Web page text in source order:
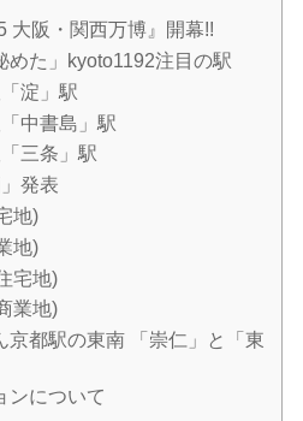
大阪・関西万博』開幕!!
めた」kyoto1192注目の駅
淀」駅
中書島」駅
三条」駅
発表
地)
地)
宅地)
業地)
京都駅の東南 「崇仁」と「東
ンについて